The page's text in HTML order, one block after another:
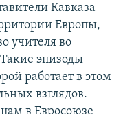
Кавказа
Европы,
учителя во
эпизоды
работает в этом
взглядов.
в Евросоюзе